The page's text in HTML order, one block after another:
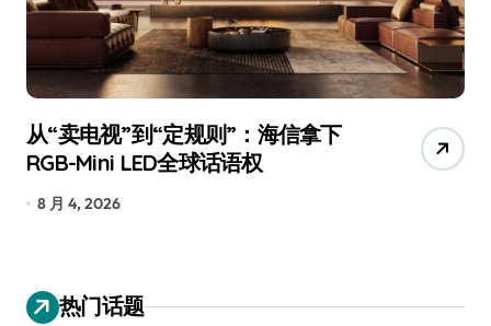
从“卖电视”到“定规则”：海信拿下
RGB-Mini LED全球话语权
8 月 4, 2026
热门话题